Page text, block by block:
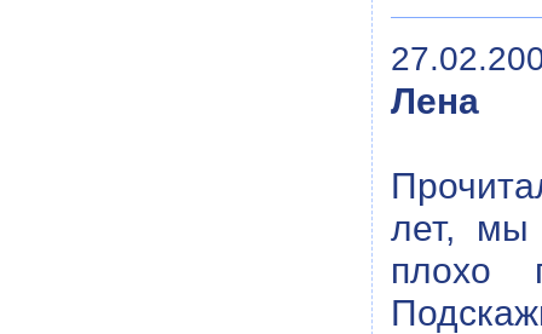
Лена
лет, мы
плохо